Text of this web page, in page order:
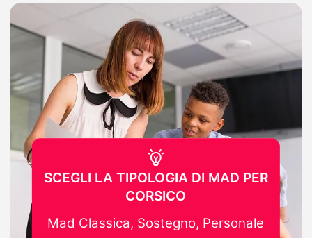
SCEGLI LA TIPOLOGIA DI MAD PER
CORSICO
Mad Classica, Sostegno, Personale